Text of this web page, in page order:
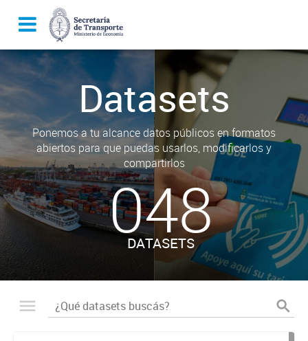
Datasets
Ponemos a tu alcance datos públicos en formatos
abiertos para que puedas usarlos, modificarlos y
compartirlos
048
DATASETS